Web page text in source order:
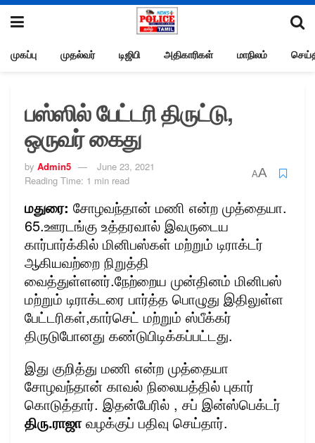
முகப்பு முதல்வர் டிஜிபி அதிகாரிகள் மாநிலம்
பஸ்ஸில் பேட்டரி திருட்டு,
ஒருவர் கைது
by Admin5
June 23, 2021
Reading Time: 1 min read
AA
மதுரை: சோழவந்தான் மணி என்ற முத்தையா.
65.ஊரடங்கு உத்தரவால் இவருடைய
கார்பார்க்கில் மினிபஸ்கள் மற்றும் டிராக்டர்
ஆகியவற்றை நிறுத்தி
வைத்துள்ளனர்.நேற்றைய முன்தினம் மினிபஸ்
மற்றும் டிராக்டரை பார்த்த பொழுது இதிலுள்ள
பேட்டரிகள்,கார்செட் மற்றும் ஸ்பீக்கர்
திருடுபோனது கண்டுபிடிக்கப்பட்டது.
இது குறித்து மணி என்ற முத்தையா
சோழவந்தான் காவல் நிலையத்தில் புகார்
கொடுத்தார். இதன்பேரில் , சப் இன்ஸ்பெக்டர்
திரு.ராஜாவழக்குப் பதிவு செய்தார்.